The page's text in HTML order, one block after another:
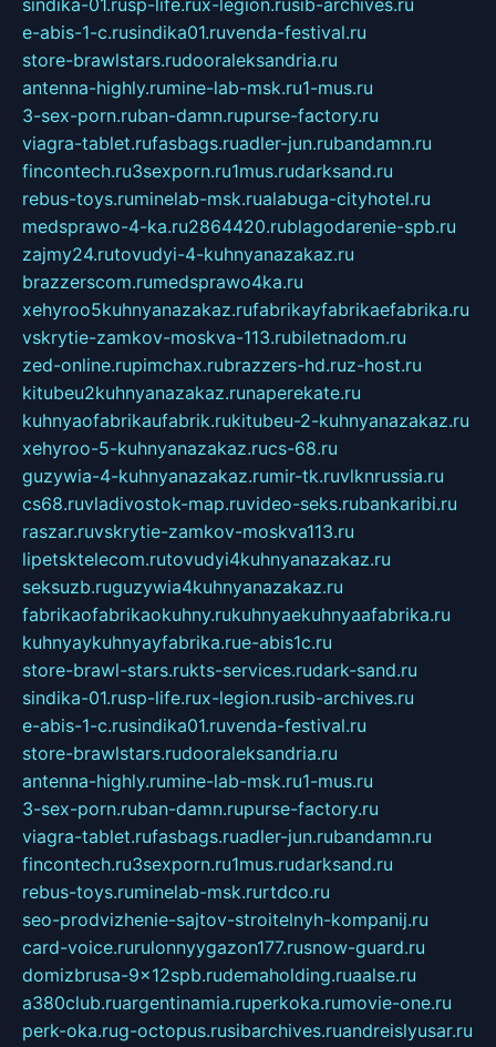
e-abis-1-c.rusindika01.ruvenda-festival.ru
store-brawlstars.rudooraleksandria.ru
antenna-highly.rumine-lab-msk.ru1-mus.ru
3-sex-porn.ruban-damn.rupurse-factory.ru
viagra-tablet.rufasbags.ruadler-jun.rubandamn.ru
fincontech.ru3sexporn.ru1mus.rudarksand.ru
rebus-toys.ruminelab-msk.rualabuga-cityhotel.ru
medsprawo-4-ka.ru2864420.rublagodarenie-spb.ru
zajmy24.rutovudyi-4-kuhnyanazakaz.ru
brazzerscom.rumedsprawo4ka.ru
xehyroo5kuhnyanazakaz.rufabrikayfabrikaefabrika.ru
vskrytie-zamkov-moskva-113.rubiletnadom.ru
zed-online.rupimchax.rubrazzers-hd.ruz-host.ru
kitubeu2kuhnyanazakaz.runaperekate.ru
kuhnyaofabrikaufabrik.rukitubeu-2-kuhnyanazakaz.ru
xehyroo-5-kuhnyanazakaz.rucs-68.ru
guzywia-4-kuhnyanazakaz.rumir-tk.ruvlknrussia.ru
cs68.ruvladivostok-map.ruvideo-seks.rubankaribi.ru
raszar.ruvskrytie-zamkov-moskva113.ru
lipetsktelecom.rutovudyi4kuhnyanazakaz.ru
seksuzb.ruguzywia4kuhnyanazakaz.ru
fabrikaofabrikaokuhny.rukuhnyaekuhnyaafabrika.ru
kuhnyaykuhnyayfabrika.rue-abis1c.ru
store-brawl-stars.rukts-services.rudark-sand.ru
sindika-01.rusp-life.rux-legion.rusib-archives.ru
e-abis-1-c.rusindika01.ruvenda-festival.ru
store-brawlstars.rudooraleksandria.ru
antenna-highly.rumine-lab-msk.ru1-mus.ru
3-sex-porn.ruban-damn.rupurse-factory.ru
viagra-tablet.rufasbags.ruadler-jun.rubandamn.ru
fincontech.ru3sexporn.ru1mus.rudarksand.ru
rebus-toys.ruminelab-msk.rurtdco.ru
seo-prodvizhenie-sajtov-stroitelnyh-kompanij.ru
card-voice.rurulonnyygazon177.rusnow-guard.ru
domizbrusa-9x12spb.rudemaholding.ruaalse.ru
a380club.ruargentinamia.ruperkoka.rumovie-one.ru
perk-oka.rug-octopus.rusibarchives.ruandreislyusar.ru